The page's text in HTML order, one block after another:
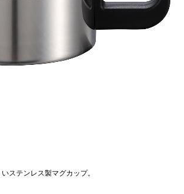
ステンレス製マグカップ。